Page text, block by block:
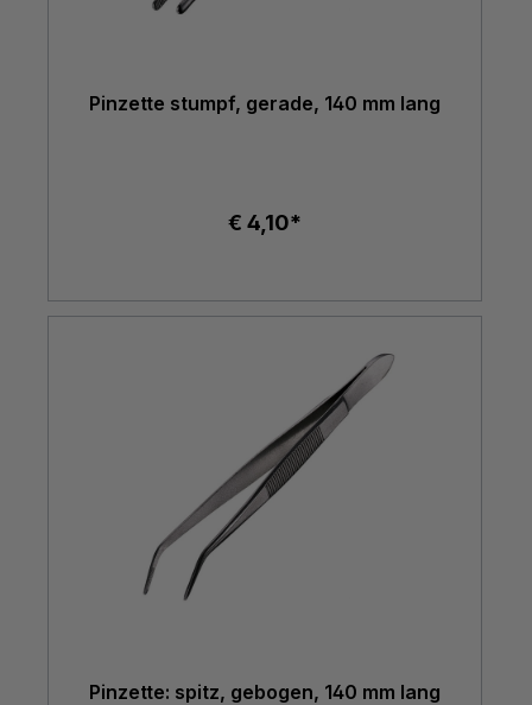
Pinzette stumpf, gerade, 140 mm lang
€ 4,10*
Pinzette: spitz, gebogen, 140 mm lang